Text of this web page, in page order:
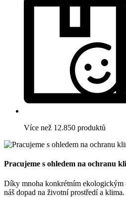
Více než 12.850 produktů
Pracujeme s ohledem na ochranu
Díky mnoha konkrétním ekologickým
náš dopad na životní prostředí a klima.